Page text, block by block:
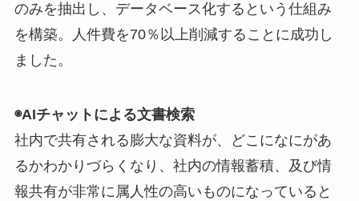
のみを抽出し、データベース化するという仕組み
を構築。人件費を70％以上削減することに成功し
ました。
◉AIチャットによる文書検索
社内で共有される膨大な資料が、どこになにがあ
るかわかりづらくなり、社内の情報蓄積、及び情
報共有が非常に属人性の高いものになっていると